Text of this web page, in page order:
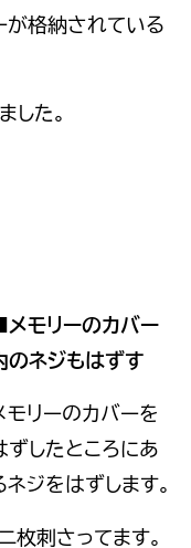
が格納されている
した。
■メモリーのカバー
のネジもはずす
モリーのカバーを
ずしたところにあ
ネジをはずします。
枚刺さってます。